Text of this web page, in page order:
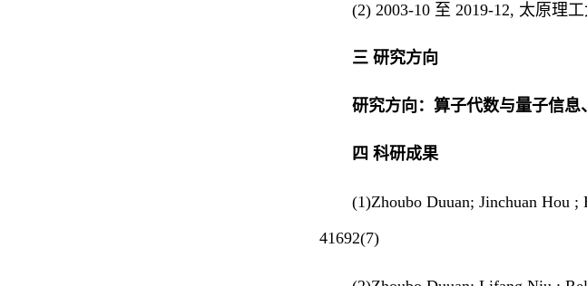
(2) 2003-10 至 2019-12, 太原理
三 研究方向
研究方向：算子代数与量子信息
四 科研成果
(1)Zhoubo Duuan; Jinchuan Hou
41692(7)